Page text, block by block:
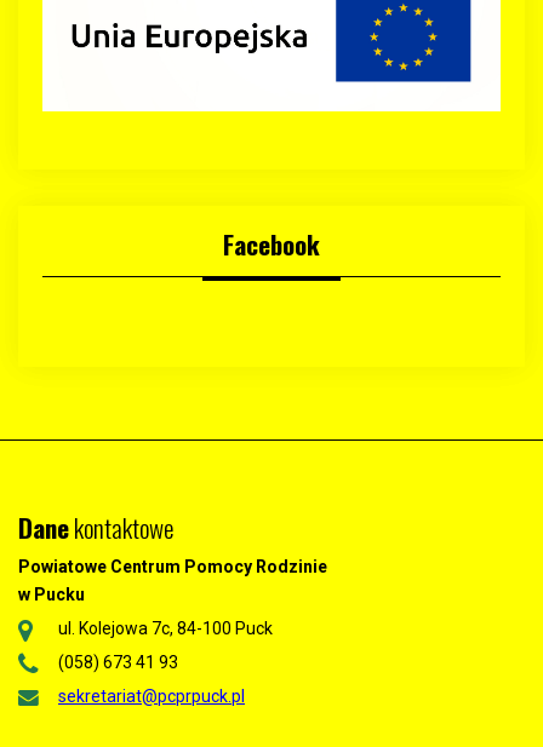
Facebook
Danekontaktowe
Powiatowe Centrum Pomocy Rodzinie
w Pucku
ul. Kolejowa 7c, 84-100 Puck
(058) 673 41 93
sekretariat@pcprpuck.pl